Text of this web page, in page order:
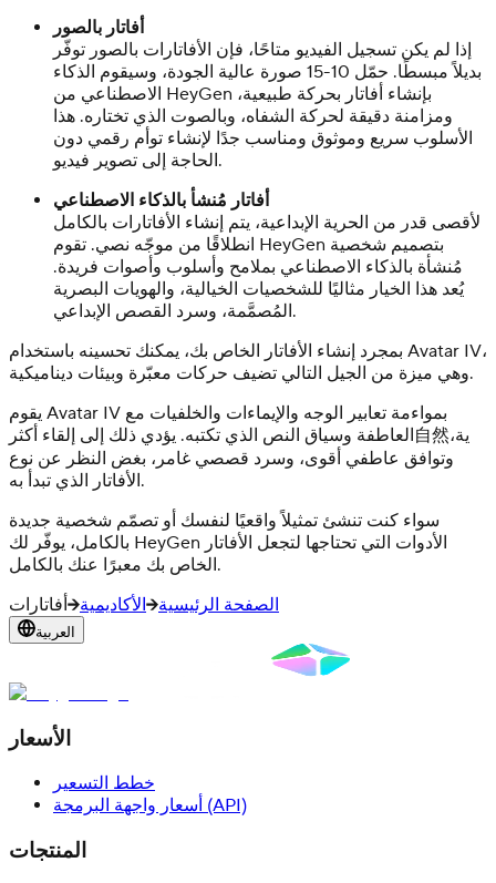
أفاتار بالصور
إذا لم يكن تسجيل الفيديو متاحًا، فإن الأفاتارات بالصور توفّر
بديلاً مبسطًا. حمّل 10-15 صورة عالية الجودة، وسيقوم الذكاء
الاصطناعي من HeyGen بإنشاء أفاتار بحركة طبيعية،
ومزامنة دقيقة لحركة الشفاه، وبالصوت الذي تختاره. هذا
الأسلوب سريع وموثوق ومناسب جدًا لإنشاء توأم رقمي دون
الحاجة إلى تصوير فيديو.
أفاتار مُنشأ بالذكاء الاصطناعي
لأقصى قدر من الحرية الإبداعية، يتم إنشاء الأفاتارات بالكامل
انطلاقًا من موجّه نصي. تقوم HeyGen بتصميم شخصية
مُنشأة بالذكاء الاصطناعي بملامح وأسلوب وأصوات فريدة.
يُعد هذا الخيار مثاليًا للشخصيات الخيالية، والهويات البصرية
المُصمَّمة، وسرد القصص الإبداعي.
بمجرد إنشاء الأفاتار الخاص بك، يمكنك تحسينه باستخدام Avatar IV،
وهي ميزة من الجيل التالي تضيف حركات معبّرة وبيئات ديناميكية.
يقوم Avatar IV بمواءمة تعابير الوجه والإيماءات والخلفيات مع
العاطفة وسياق النص الذي تكتبه. يؤدي ذلك إلى إلقاء أكثر自然ية،
وتوافق عاطفي أقوى، وسرد قصصي غامر، بغض النظر عن نوع
الأفاتار الذي تبدأ به.
سواء كنت تنشئ تمثيلاً واقعيًا لنفسك أو تصمّم شخصية جديدة
بالكامل، يوفّر لك HeyGen الأدوات التي تحتاجها لتجعل الأفاتار
الخاص بك معبرًا عنك بالكامل.
الصفحة الرئيسية
الأكاديمية أفاتارات
العربية
الأسعار
خطط التسعير
أسعار واجهة البرمجة (API)
المنتجات